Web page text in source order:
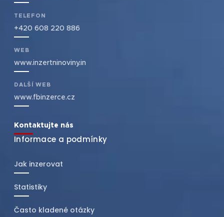
Informace a podmínky
Jak inzerovat
Statistiky
Často kladené otázky
TELEFON
+420 608 220 886
WEB
www.inzertninoviny.in
DALŠÍ WEB
www.fbinzerce.cz
Kontaktujte nás